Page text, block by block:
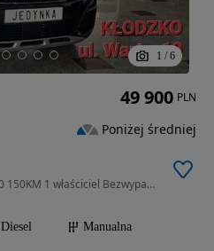
1 / 6
1997 cm3 • 150 KM • 3008 hdi 2.0 150KM 1 właściciel Bezwypadkowy MOŻLIWA ZAMIANA
Diesel
Manualna
49 900 PLN
Poniżej średniej